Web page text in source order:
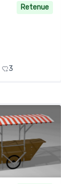
Retenue
3